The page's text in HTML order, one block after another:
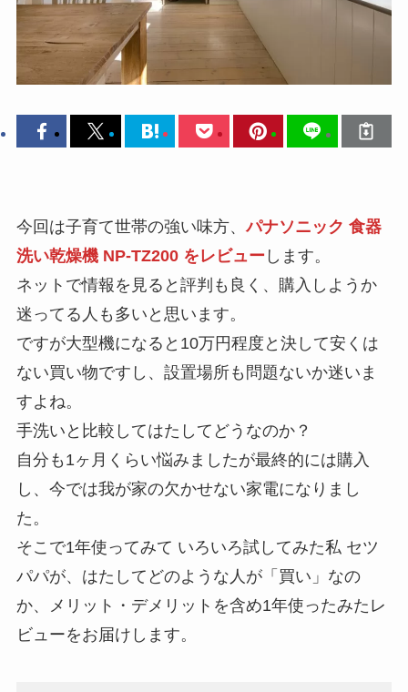
今回は子育て世帯の強い味方、パナソニック 食器
洗い乾燥機 NP-TZ200 をレビュー します。
ネットで情報を見ると評判も良く、購入しようか
迷ってる人も多いと思います。
ですが大型機になると10万円程度と決して安くは
ない買い物ですし、設置場所も問題ないか迷いま
すよね。
手洗いと比較してはたしてどうなのか？
自分も1ヶ月くらい悩みましたが最終的には購入
し、今では我が家の欠かせない家電になりまし
た。
そこで1年使ってみて いろいろ試してみた私 セツ
パパが、はたしてどのような人が「買い」なの
か、メリット・デメリットを含め1年使ったみたレ
ビューをお届けします。